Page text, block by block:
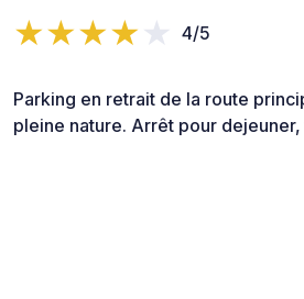
4/5
Parking en retrait de la route
pleine nature. Arrêt pour